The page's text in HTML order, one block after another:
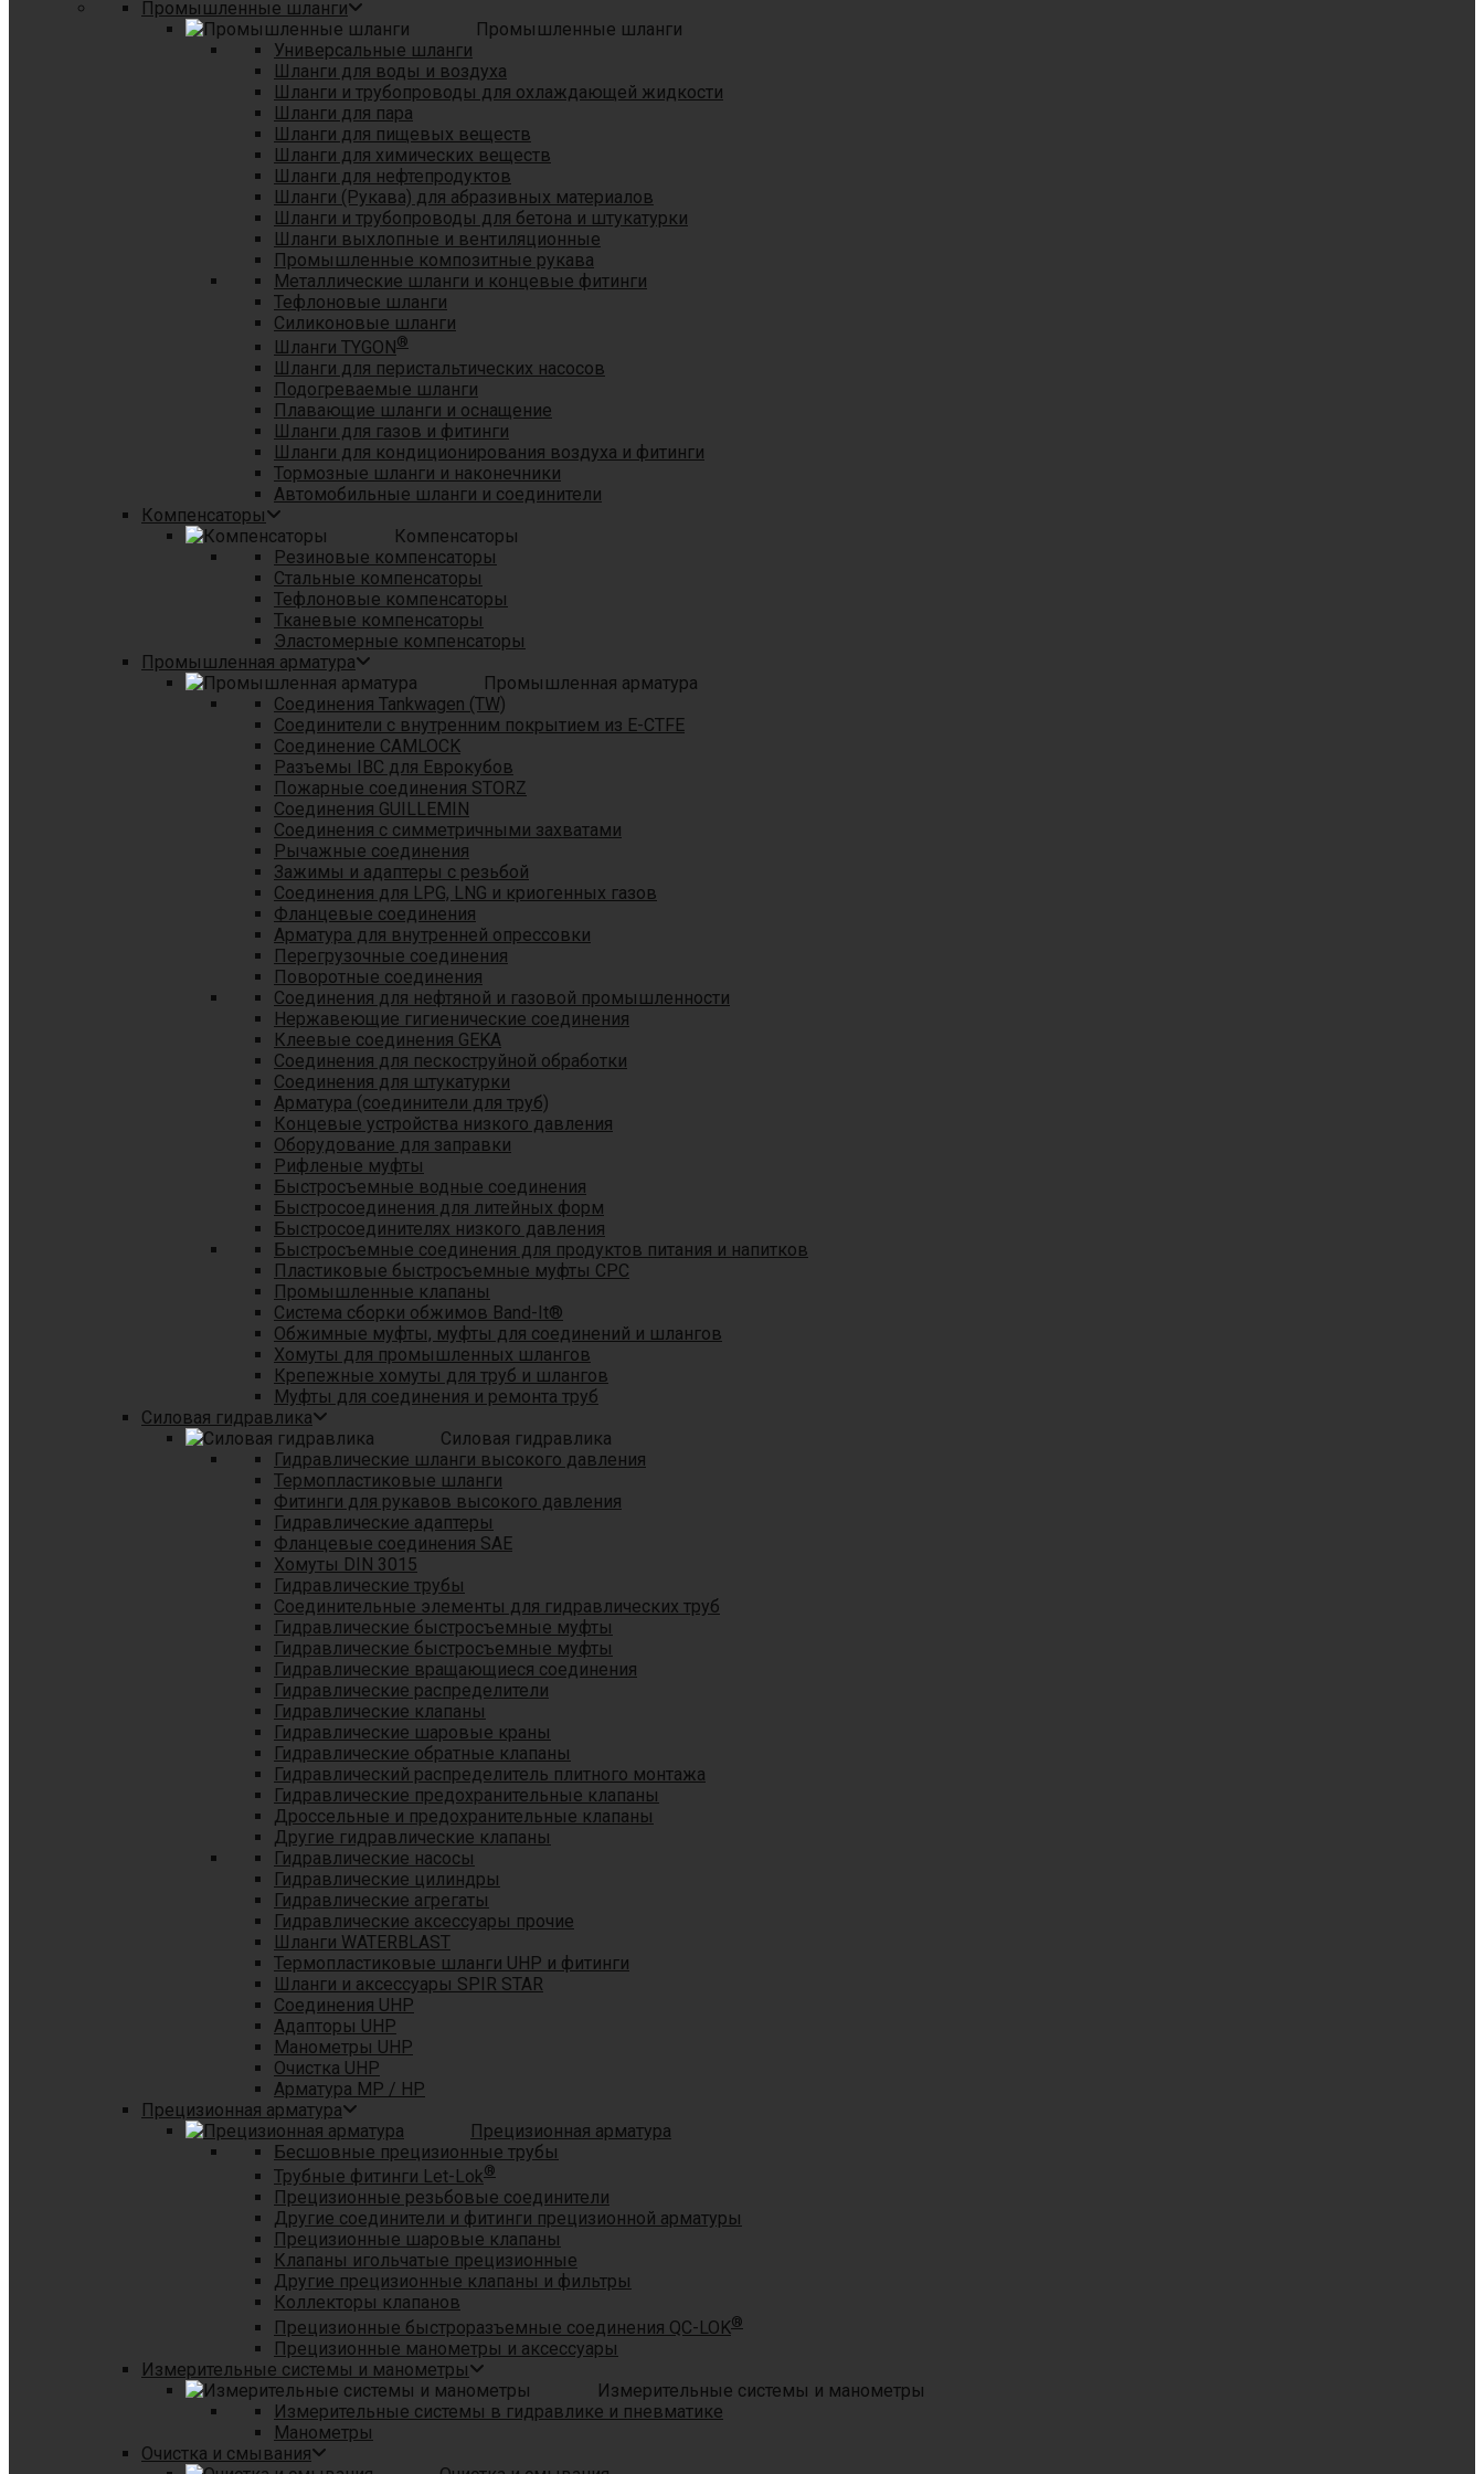
Промышленные шланги
Промышленные шланги
Универсальные шланги
Шланги для воды и воздуха
Шланги и трубопроводы для охлаждающей жидкости
Шланги для пара
Шланги для пищевых веществ
Шланги для химических веществ
Шланги для нефтепродуктов
Шланги (Рукава) для абразивных материалов
Шланги и трубопроводы для бетона и штукатурки
Шланги выхлопные и вентиляционные
Промышленные композитные рукава
Металлические шланги и концевые фитинги
Тефлоновые шланги
Силиконовые шланги
Шланги TYGON®
Шланги для перистальтических насосов
Подогреваемые шланги
Плавающие шланги и оснащение
Шланги для газов и фитинги
Шланги для кондиционирования воздуха и фитинги
Тормозные шланги и наконечники
Автомобильные шланги и соединители
Компенсаторы
Компенсаторы
Резиновые компенсаторы
Стальные компенсаторы
Тефлоновые компенсаторы
Тканевые компенсаторы
Эластомерные компенсаторы
Промышленная арматура
Промышленная арматура
Соединения Tankwagen (TW)
Соединители с внутренним покрытием из E-CTFE
Соединение CAMLOCK
Разъемы IBC для Еврокубов
Пожарные соединения STORZ
Соединения GUILLEMIN
Соединения с симметричными захватами
Рычажные соединения
Зажимы и адаптеры с резьбой
Соединения для LPG, LNG и криогенных газов
Фланцевые соединения
Арматура для внутренней опрессовки
Перегрузочные соединения
Поворотные соединения
Соединения для нефтяной и газовой промышленности
Нержавеющие гигиенические соединения
Клеевые соединения GEKA
Соединения для пескоструйной обработки
Cоединения для штукатурки
Арматура (соединители для труб)
Концевые устройства низкого давления
Оборудование для заправки
Рифленые муфты
Быстросъемные водные соединения
Быстросоединения для литейных форм
Быстросоединителях низкого давления
Быстросъемные соединения для продуктов питания и напитков
Пластиковые быстросъемные муфты CPC
Промышленные клапаны
Система сборки обжимов Band-It®
Обжимные муфты, муфты для соединений и шлангов
Хомуты для промышленных шлангов
Крепежные хомуты для труб и шлангов
Муфты для соединения и ремонта труб
Силовая гидравлика
Силовая гидравлика
Гидравлические шланги высокого давления
Термопластиковые шланги
Фитинги для рукавов высокого давления
Гидравлические адаптеры
Фланцевые соединения SAE
Хомуты DIN 3015
Гидравлические трубы
Соединительные элементы для гидравлических труб
Гидравлические быстросъемные муфты
Гидравлические быстросъемные муфты
Гидравлические вращающиеся соединения
Гидравлические распределители
Гидравлические клапаны
Гидравлические шаровые краны
Гидравлические обратные клапаны
Гидравлический распределитель плитного монтажа
Гидравлические предохранительные клапаны
Дроссельные и предохранительные клапаны
Другие гидравлические клапаны
Гидравлические насосы
Гидравлические цилиндры
Гидравлические агрегаты
Гидравлические аксессуары прочие
Шланги WATERBLAST
Термопластиковые шланги UHP и фитинги
Шланги и аксессуары SPIR STAR
Соединения UHP
Адапторы UHP
Манометры UHP
Очистка UHP
Арматура MP / HP
Прецизионная арматура
Прецизионная арматура
Бесшовные прецизионные трубы
Трубные фитинги Let-Lok®
Прецизионные резьбовые соединители
Другие соединители и фитинги прецизионной арматуры
Прецизионные шаровые клапаны
Клапаны игольчатые прецизионные
Другие прецизионные клапаны и фильтры
Коллекторы клапанов
Прецизионные быстроразъемные соединения QC-LOK®
Прецизионные манометры и аксессуары
Измерительные системы и манометры
Измерительные системы и манометры
Измерительные системы в гидравлике и пневматике
Манометры
Очистка и смывания